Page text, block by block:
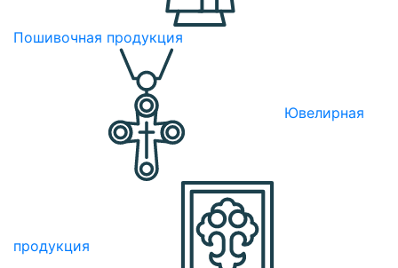
Пошивочная продукция
Ювелирная
продукция